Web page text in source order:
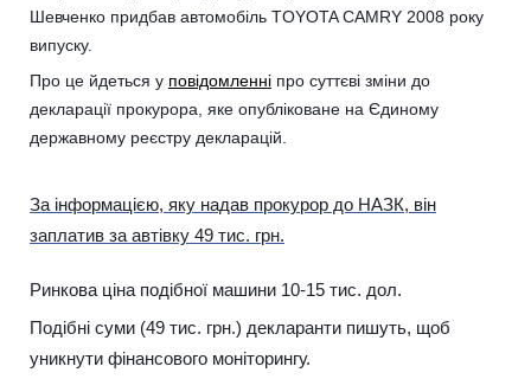
Шевченко придбав автомобіль TOYOTA CAMRY 2008 року
випуску.
Про це йдеться у повідомленні про суттєві зміни до
декларації прокурора, яке опубліковане на Єдиному
державному реєстру декларацій.
За інформацією, яку надав прокурор до НАЗК, він
заплатив за автівку 49 тис. грн.
Ринкова ціна подібної машини 10-15 тис. дол.
Подібні суми (49 тис. грн.) декларанти пишуть, щоб
уникнути фінансового моніторингу.